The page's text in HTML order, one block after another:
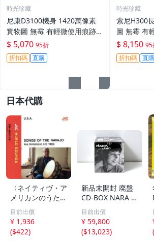
時光珍藏
尼康D3100機身 1420萬像素
實物圖 無霉 有輕微使用痕跡
機身原裝 無拆修無翻新 臨-34
3
$ 5,070 95折
折扣碼 直購
時光珍藏
索尼H300
圖 無霉 有
鏡頭原裝
$ 8,150 95
折扣碼 直購
日本代購
〈ネイティヴ・ア
メリカンのうた〉
知恵と勇気の伝説
～ナバホ族の歌/
キー・キンリチー
ネ,ビリー・ロジ
目前出價
¥ 1,936
($422)
新品未開封 廃盤
CD-BOX NARA L
EAO SAMBA, FES
TIVAIS E TROPIC
ALIA ナラ・レオ
ン キャリア初期
目前出價
¥ 59,800
($13,023)
(